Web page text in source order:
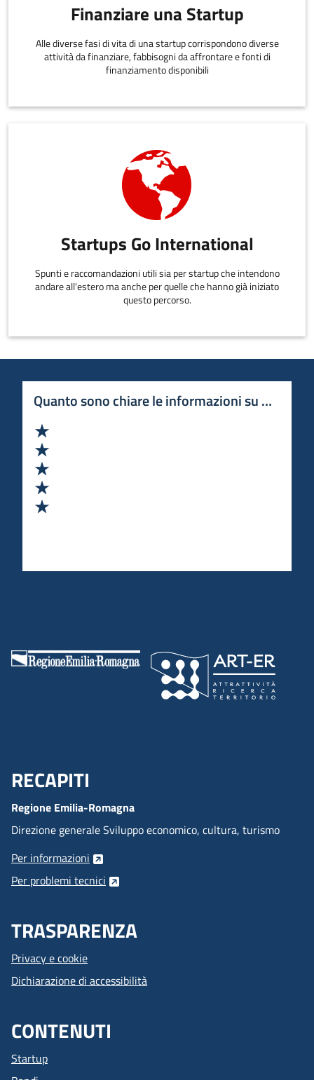
Finanziare una Startup
Alle diverse fasi di vita di una startup corrispondono diverse
attività da finanziare, fabbisogni da affrontare e fonti di
finanziamento disponibili
Startups Go International
Spunti e raccomandazioni utili sia per startup che intendono
andare all'estero ma anche per quelle che hanno già iniziato
questo percorso.
Quanto sono chiare le informazioni su questa
Menu Footer
RECAPITI
Regione Emilia-Romagna
Direzione generale Sviluppo economico, cultura, turismo
Per informazioni
Per problemi tecnici
TRASPARENZA
Privacy e cookie
Dichiarazione di accessibilità
CONTENUTI
Startup